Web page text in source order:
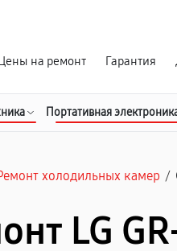
Цены на ремонт Гарантия
Портативная
холодильных камер /
LG